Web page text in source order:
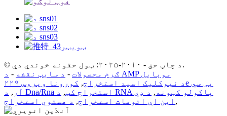
© د چاپ حق - ۲۰۱۰-۲۰۲۵: ټول حقونه خوندي دي.
ګرم محصولات - د سایټ نقشه -
د AMP موبایل
د نیوکلیک اسید استخراج,
کورونا ویروس ۲۲۹e پی سي
آر , د Dna/Rna استخراج کټ, د RNA پاکولو کټونه , د ډي
این اې اتومات استخراج, د هستوي استخراج ,